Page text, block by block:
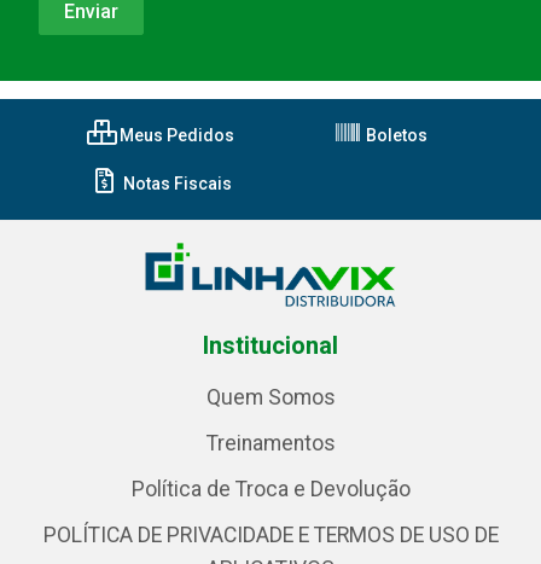
Meus Pedidos Boletos
Notas Fiscais
Institucional
Quem Somos
Treinamentos
Política de Troca e Devolução
POLÍTICA DE PRIVACIDADE E TERMOS DE USO DE